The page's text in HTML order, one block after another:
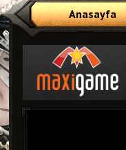
Anasayfa